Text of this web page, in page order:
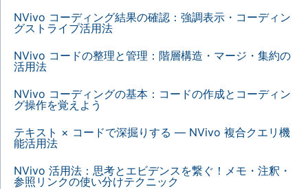
NVivo コーディング結果の確認：強調表示・コーディン
グストライプ活用法
NVivo コードの整理と管理：階層構造・マージ・集約の
活用法
NVivo コーディングの基本：コードの作成とコーディン
グ操作を覚えよう
テキスト × コードで深掘りする — NVivo 複合クエリ機
能活用法
NVivo 活用法：思考とエビデンスを繋ぐ！メモ・注釈・
参照リンクの使い分けテクニック